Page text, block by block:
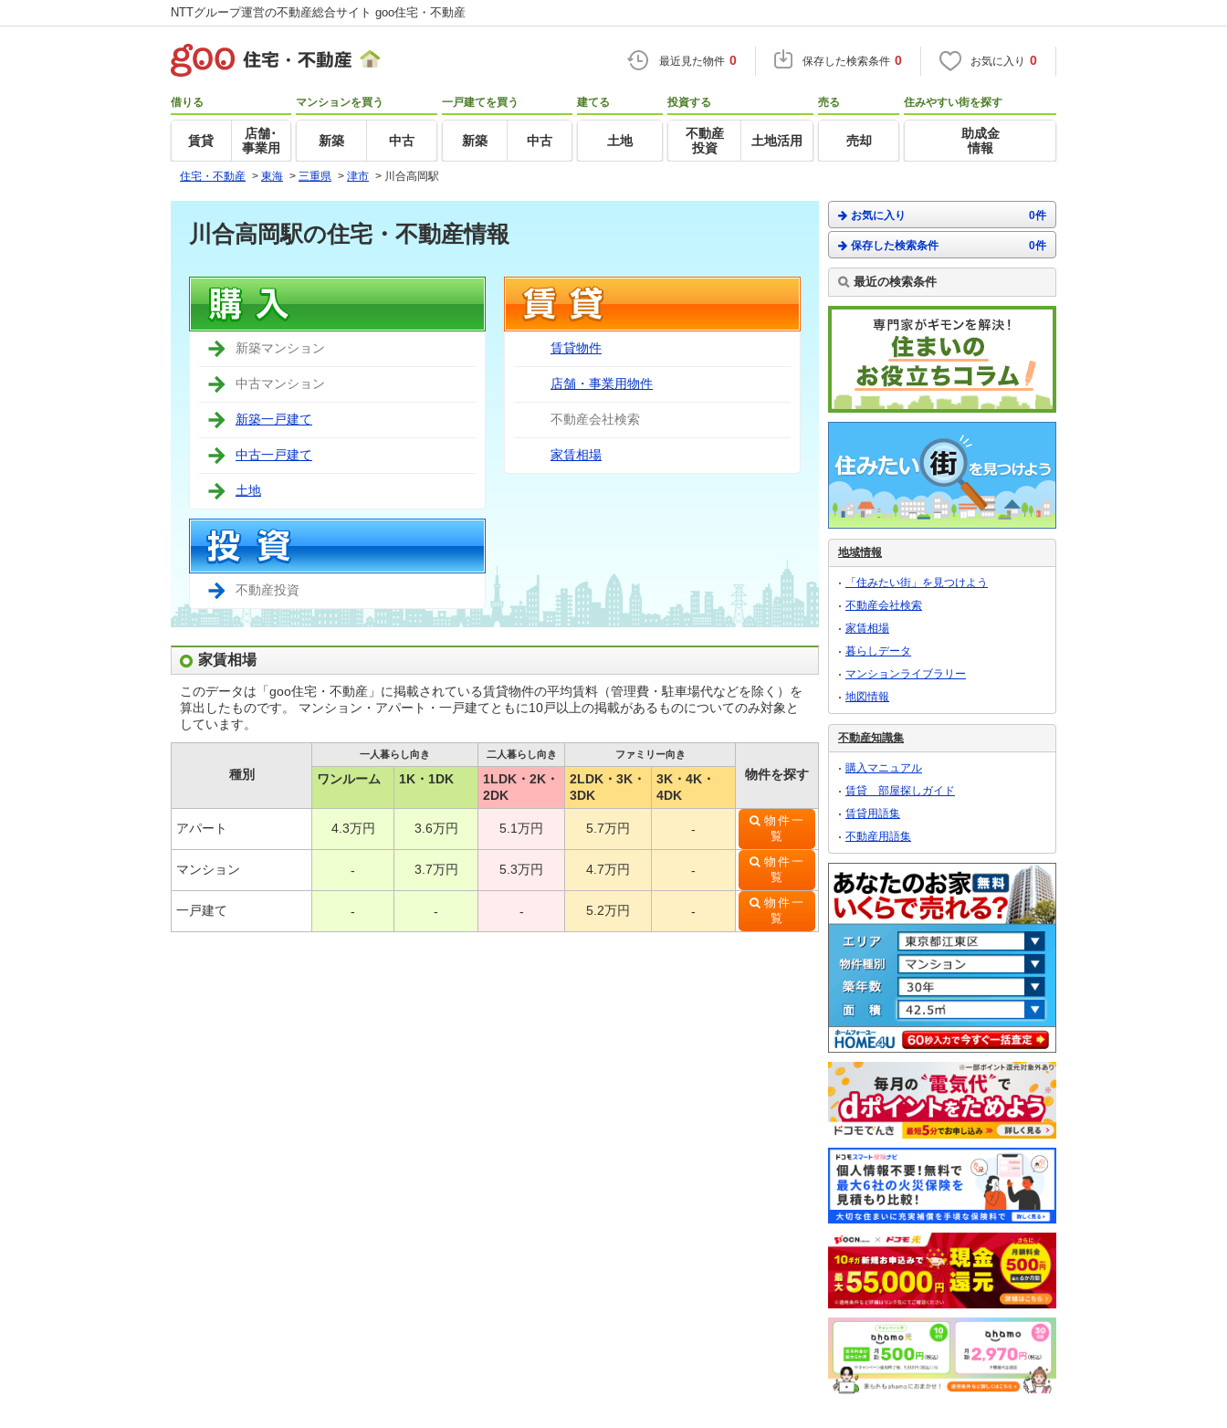
NTTグループ運営の不動産総合サイト goo住宅・不動産
最近見た物件 0 保存した検索条件 0 お気に入り 0
借りる
賃貸
店舗･
事業用
マンションを買う
新築 中古
一戸建てを買う
新築 中古
建てる
土地
投資する
不動産
投資
土地活用
売る
売却
住みやすい街を探す
助成金
情報
住宅・不動産 > 東海 > 三重県 > 津市 > 川合高岡駅
川合高岡駅の住宅・不動産情報
新築マンション
中古マンション
新築一戸建て
中古一戸建て
土地
不動産投資
賃貸物件
店舗・事業用物件
不動産会社検索
家賃相場
家賃相場
このデータは「goo住宅・不動産」に掲載されている賃貸物件の平均賃料（管理費・駐車場代などを除く）を
算出したものです。 マンション・アパート・一戸建てともに10戸以上の掲載があるものについてのみ対象と
しています。
種別
一人暮らし向き 二人暮らし向き ファミリー向き
物件を探す
ワンルーム 1K・1DK
1LDK・2K・
2DK
2LDK・3K・
3DK
3K・4K・
4DK
アパート 4.3万円 3.6万円 5.1万円 5.7万円 -
物件一
覧
マンション - 3.7万円 5.3万円 4.7万円 -
物件一
覧
一戸建て - - - 5.2万円 -
物件一
覧
お気に入り 0件
保存した検索条件 0件
最近の検索条件
地域情報
「住みたい街」を見つけよう
不動産会社検索
家賃相場
暮らしデータ
マンションライブラリー
地図情報
不動産知識集
購入マニュアル
賃貸 部屋探しガイド
賃貸用語集
不動産用語集